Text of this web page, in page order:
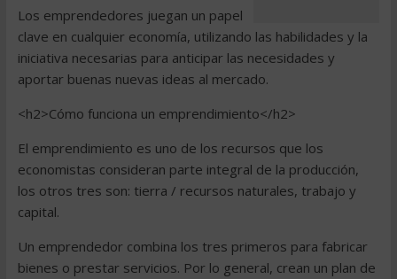
Los emprendedores juegan un papel
clave en cualquier economía, utilizando las habilidades y la
iniciativa necesarias para anticipar las necesidades y
aportar buenas nuevas ideas al mercado.
<h2>Cómo funciona un emprendimiento</h2>
El emprendimiento es uno de los recursos que los
economistas consideran parte integral de la producción,
los otros tres son: tierra / recursos naturales, trabajo y
capital.
Un emprendedor combina los tres primeros para fabricar
bienes o prestar servicios. Por lo general, crean un plan de